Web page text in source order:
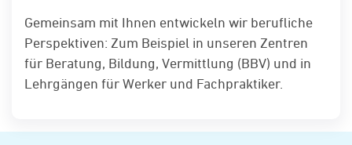
Gemeinsam mit Ihnen entwickeln wir berufliche
Perspektiven: Zum Beispiel in unseren Zentren
für Beratung, Bildung, Vermittlung (BBV) und in
Lehrgängen für Werker und Fachpraktiker.